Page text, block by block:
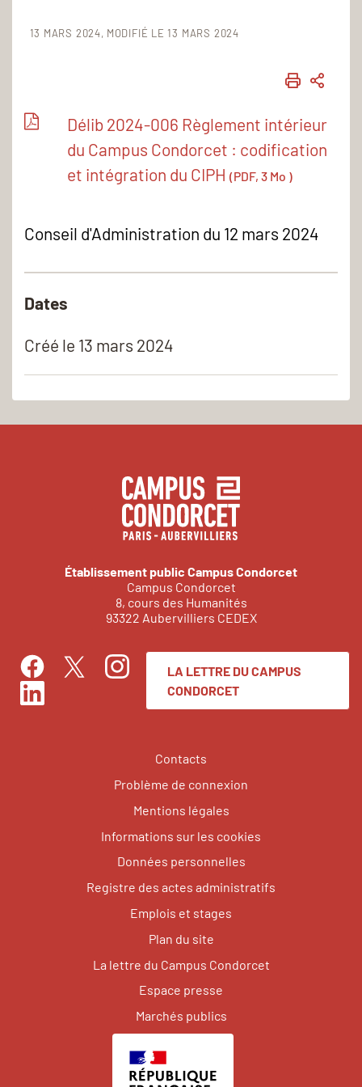
13 MARS 2024 MODIFIÉ LE 13 MARS 2024
Délib 2024-006 Règlement intérieur
du Campus Condorcet : codification
et intégration du CIPH (PDF, 3 Mo )
Conseil d'Administration du 12 mars 2024
Dates
Créé le 13 mars 2024
Établissement public Campus Condorcet
Campus Condorcet
8, cours des Humanités
93322 Aubervilliers CEDEX
FacebookTwitterInstagram
LinkedIn
LA LETTRE DU CAMPUS
CONDORCET
Contacts
Problème de connexion
Mentions légales
Informations sur les cookies
Données personnelles
Registre des actes administratifs
Emplois et stages
Plan du site
La lettre du Campus Condorcet
Espace presse
Marchés publics